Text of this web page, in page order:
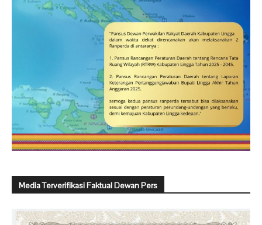
Media Terverifikasi Faktual Dewan Pers